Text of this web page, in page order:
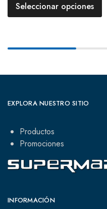
Seleccionar opciones
EXPLORA NUESTRO SITIO
Productos
Promociones
INFORMACIÓN